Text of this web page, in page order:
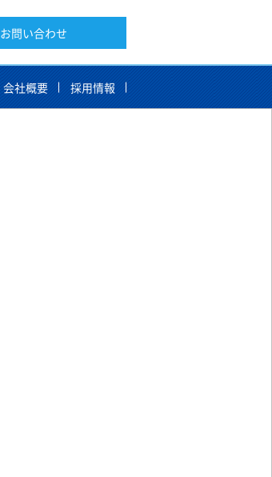
会社概要 採用情報
お問い合わせ